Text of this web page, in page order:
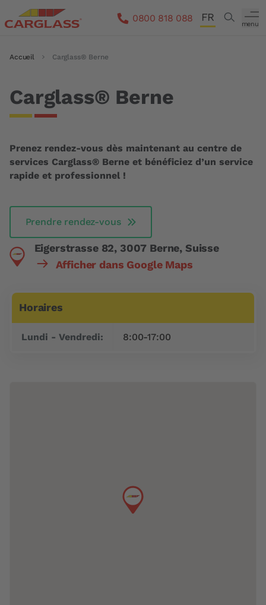
Aller au contenu principal
0800 818 088
FR Search
menu
Fil d'Ariane
Accueil Carglass® Berne
Carglass® Berne
Prenez rendez-vous dès maintenant au centre de
services Carglass® Berne et bénéficiez d’un service
rapide et professionnel !
Prendre rendez-vous
Eigerstrasse 82, 3007 Berne, Suisse
Afficher dans Google Maps
Horaires
Lundi - Vendredi: 8:00-17:00